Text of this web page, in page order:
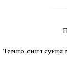
Темно-синя сукня